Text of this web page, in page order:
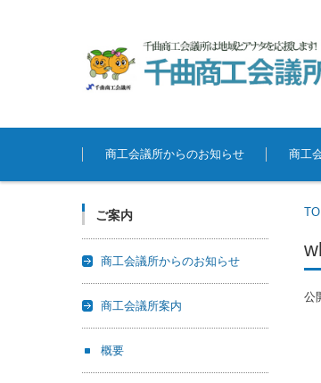
コンテンツに移動
商工会議所からのお知らせ
商工
公
ご案内
商工会議所からのお知らせ
商工会議所案内
概要